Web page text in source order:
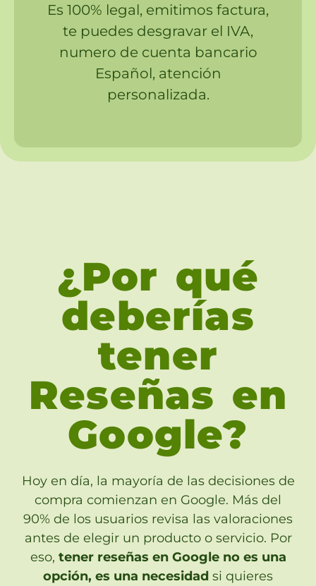
Es 100% legal, emitimos factura,
te puedes desgravar el IVA,
numero de cuenta bancario
Español, atención
personalizada.
¿Por qué
deberías
tener
Reseñas en
Google?
Hoy en día, la mayoría de las decisiones de
compra comienzan en Google. Más del
90% de los usuarios revisa las valoraciones
antes de elegir un producto o servicio. Por
eso, tener reseñas en Google no es una
opción, es una necesidad si quieres